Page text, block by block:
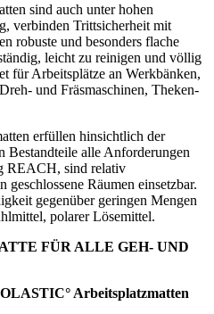
sind auch unter hohen
verbinden Trittsicherheit mit
robuste und besonders flache
leicht zu reinigen und völlig
für Arbeitsplätze an Werkbänken,
und Fräsmaschi­nen, Theken-
erfüllen hinsichtlich der
Bestandteile alle Anforderungen
REACH, sind relativ
geschlossene Räumen einsetzbar.
gegenüber geringen Mengen
polarer Lösemittel.
FÜR ALLE GEH- UND
Arbeitsplatzmatten